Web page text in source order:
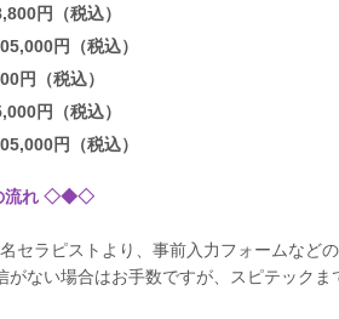
円（税込）
円（税込）
円（税込）
円（税込）
円（税込）
流れ ◇◆◇
セラピストより、事前入力フォームなど
がない場合はお手数ですが、スピテックま